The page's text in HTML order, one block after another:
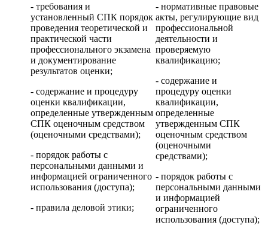
- требования и
установленный СПК порядок
проведения теоретической и
практической части
профессионального экзамена
и документирование
результатов оценки;
- содержание и процедуру
оценки квалификации,
определенные утвержденным
СПК оценочным средством
(оценочными средствами);
- порядок работы с
персональными данными и
информацией ограниченного
использования (доступа);
- правила деловой этики;
- нормативные правовые
акты, регулирующие вид
профессиональной
деятельности и
проверяемую
квалификацию;
- содержание и
процедуру оценки
квалификации,
определенные
утвержденным СПК
оценочным средством
(оценочными
средствами);
- порядок работы с
персональными данными
и информацией
ограниченного
использования (доступа);